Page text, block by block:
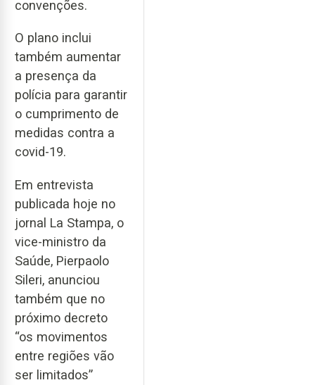
convenções.
O plano inclui
também aumentar
a presença da
polícia para garantir
o cumprimento de
medidas contra a
covid-19.
Em entrevista
publicada hoje no
jornal La Stampa, o
vice-ministro da
Saúde, Pierpaolo
Sileri, anunciou
também que no
próximo decreto
“os movimentos
entre regiões vão
ser limitados”